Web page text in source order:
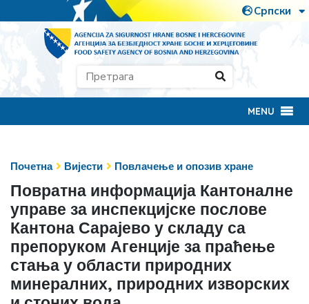
MENU
Почетна Вијести Повлачење и опозив хране
Повратна информација Кантоналне
управе за инспекцијске послове
Кантона Сарајево у складу са
препоруком Агенције за праћење
стања у области природних
минералних, природних изворских